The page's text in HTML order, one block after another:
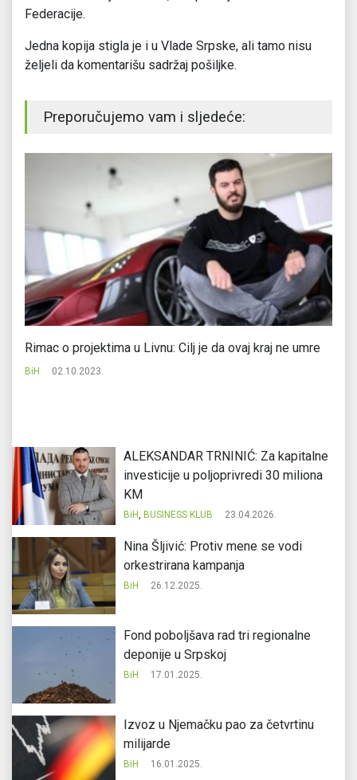
Federacije.
Jedna kopija stigla je i u Vlade Srpske, ali tamo nisu
željeli da komentarišu sadržaj pošiljke.
Preporučujemo vam i sljedeće:
Rimac o projektima u Livnu: Cilj je da ovaj kraj ne umre
BiH 02.10.2023.
ALEKSANDAR TRNINIĆ: Za kapitalne
investicije u poljoprivredi 30 miliona
KM
BiH, BUSINESS KLUB 23.04.2026.
Nina Šljivić: Protiv mene se vodi
orkestrirana kampanja
BiH 26.12.2025.
Fond poboljšava rad tri regionalne
deponije u Srpskoj
BiH 17.01.2025.
Izvoz u Njemačku pao za četvrtinu
milijarde
BiH 16.01.2025.